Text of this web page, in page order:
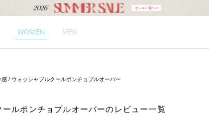
WOMEN MEN
感 / ウォッシャブルクールポンチョプルオーバー
ルポンチョプルオーバーのレビュー一覧